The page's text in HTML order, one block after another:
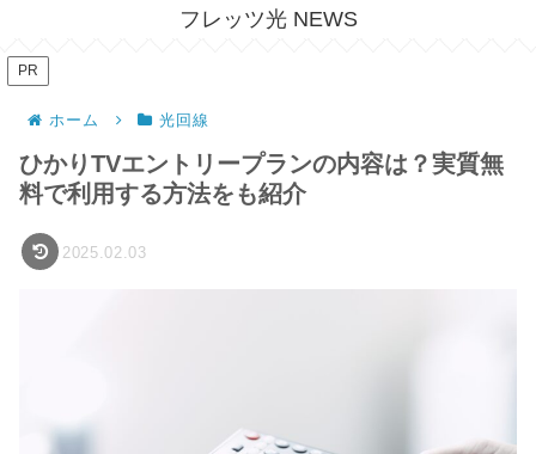
フレッツ光 NEWS
PR
ホーム 光回線
ひかりTVエントリープランの内容は？実質無
料で利用する方法をも紹介
2025.02.03